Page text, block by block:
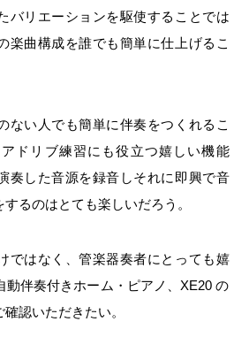
バリエーションを駆使することでは
楽曲構成を誰でも簡単に仕上げるこ
ない人でも簡単に伴奏をつくれるこ
ドリブ練習にも役立つ嬉しい機能
奏した音源を録音しそれに即興で音
るのはとても楽しいだろう。
ではなく、管楽器奏者にとっても嬉
動伴奏付きホーム・ピアノ、XE20 の
認いただきたい。